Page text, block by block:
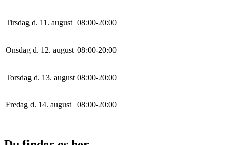
Tirsdag d. 11. august 08:00-20:00
Onsdag d. 12. august 08:00-20:00
Torsdag d. 13. august 08:00-20:00
Fredag d. 14. august 08:00-20:00